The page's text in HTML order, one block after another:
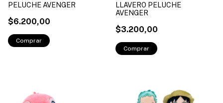
PELUCHE AVENGER
$6.200,00
LLAVERO PELUCHE
AVENGER
$3.200,00